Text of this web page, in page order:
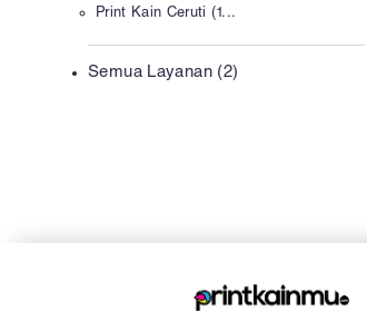
Print Kain Ceruti (1...
Semua Layanan (2)